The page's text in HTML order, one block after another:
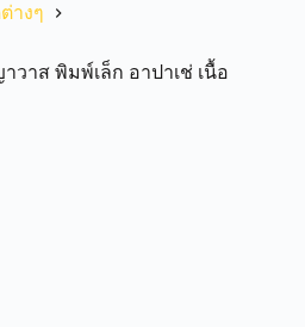
างๆ
าส พิมพ์เล็ก อาปาเช่ เนื้อ